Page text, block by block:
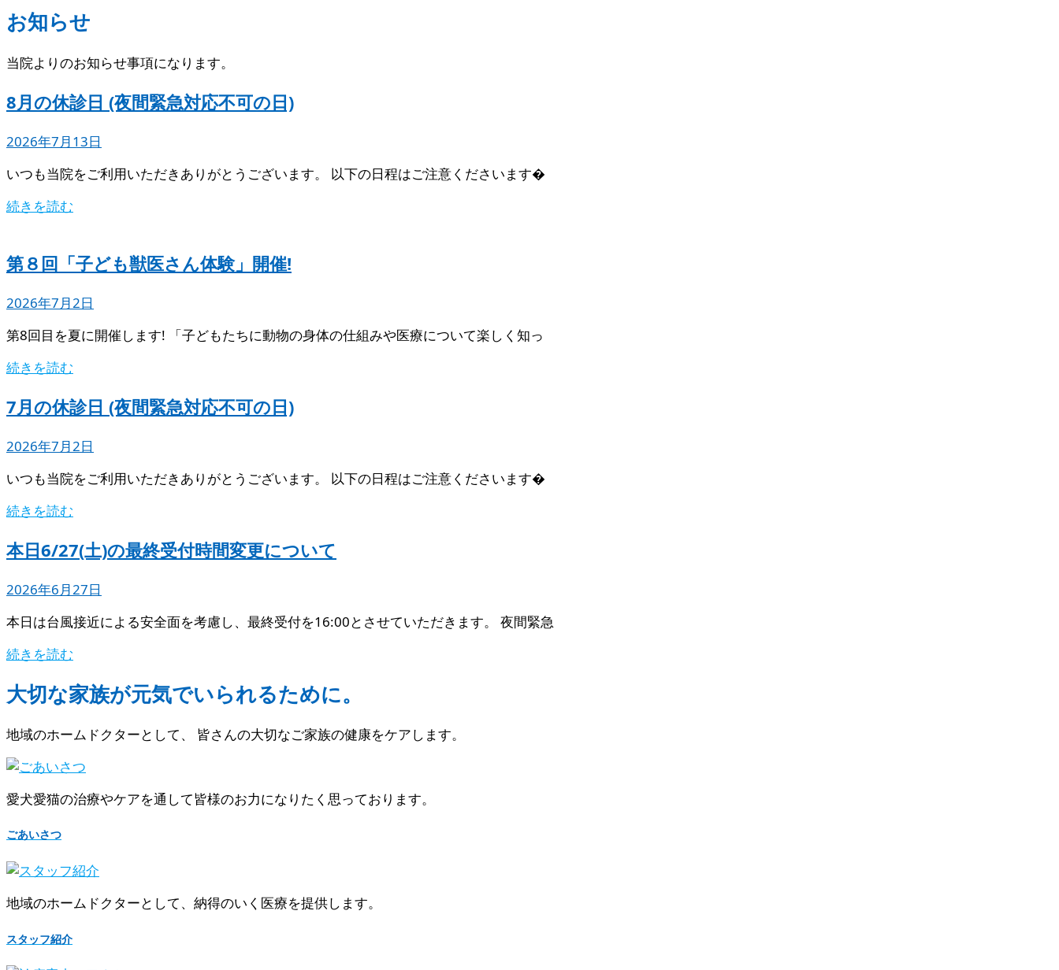
お知らせ
当院よりのお知らせ事項になります。
8月の休診日 (夜間緊急対応不可の日)
2026年7月13日
いつも当院をご利用いただきありがとうございます。 以下の日程はご注意くださいます�
続きを読む
第８回「子ども獣医さん体験」開催!
2026年7月2日
第8回目を夏に開催します! 「子どもたちに動物の身体の仕組みや医療について楽しく知っ
続きを読む
7月の休診日 (夜間緊急対応不可の日)
2026年7月2日
いつも当院をご利用いただきありがとうございます。 以下の日程はご注意くださいます�
続きを読む
本日6/27(土)の最終受付時間変更について
2026年6月27日
本日は台風接近による安全面を考慮し、最終受付を16:00とさせていただきます。 夜間緊急
続きを読む
大切な家族が元気でいられるために。
地域のホームドクターとして、 皆さんの大切なご家族の健康をケアします。
愛犬愛猫の治療やケアを通して皆様のお力になりたく思っております。
ごあいさつ
地域のホームドクターとして、納得のいく医療を提供します。
スタッフ紹介